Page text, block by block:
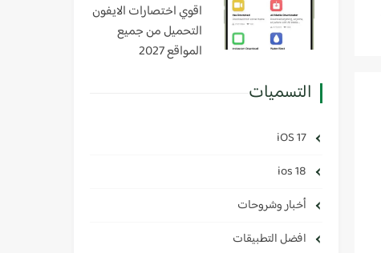
اقوي اختصارات الايفون
التحميل من جميع
المواقع 2027
التسميات
iOS 17
أخبار وشروحات
افضل التطبيقات